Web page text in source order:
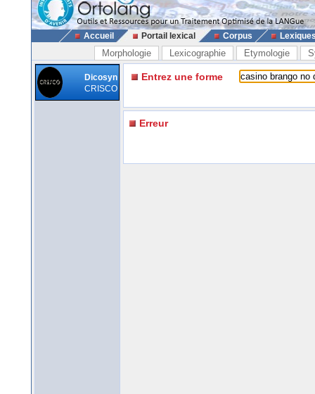
Accueil Portail lexical Corpus
Morphologie Lexicographie Etymologie
Dicosyn
CRISCO
Entrez une forme
Erreur